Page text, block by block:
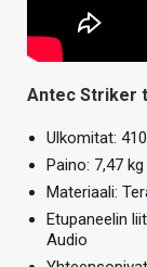
Antec Striker
Ulkomitat:
Paino: 7,47 kg
Materiaali:
Etupaneelin
Audio